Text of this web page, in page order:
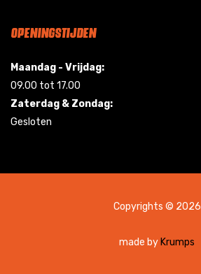
OPENINGSTIJDEN
Maandag - Vrijdag:
09.00 tot 17.00
Zaterdag & Zondag:
Gesloten
Copyrights © 2026
made by Krumps